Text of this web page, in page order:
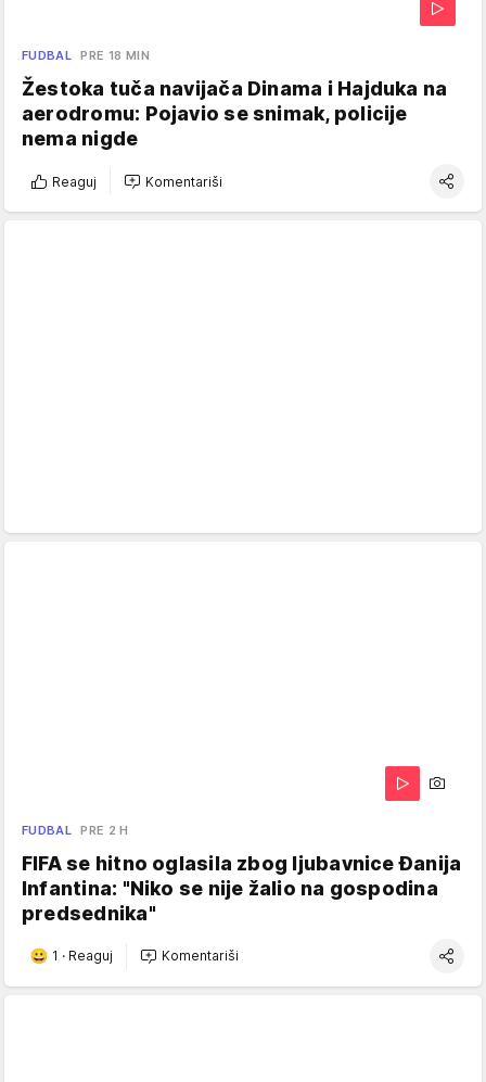
FUDBAL PRE 18 MIN
Žestoka tuča navijača Dinama i Hajduka na
aerodromu: Pojavio se snimak, policije
nema nigde
Reaguj Komentariši
FUDBAL PRE 2 H
FIFA se hitno oglasila zbog ljubavnice Đanija
Infantina: "Niko se nije žalio na gospodina
predsednika"
1 · Reaguj Komentariši